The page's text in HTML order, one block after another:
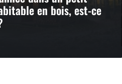
en bois, est-ce